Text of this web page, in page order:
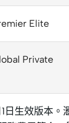
Elite
Private
日生效版本。